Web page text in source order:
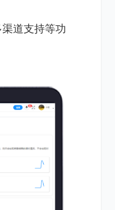
道支持等功